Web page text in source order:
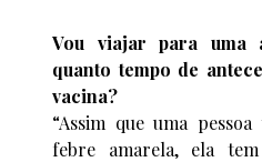
Vou viajar para uma
quanto tempo de
vacina?
“Assim que uma
febre amarela, ela